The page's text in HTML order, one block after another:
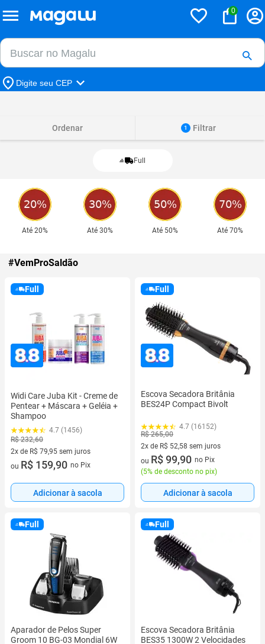
Digite seu CEP
Buscar no Magalu
0
Ordenar 1 Filtrar
Full
Até 20% Até 30% Até 50% Até 70%
#VemProSaldão
Full
Widi Care Juba Kit - Creme de
Pentear + Máscara + Geléia +
Shampoo
4.7 (1456)
R$ 232,60
2x de R$ 79,95 sem juros
2 vez de R$ 79,95 sem juros
ou R$ 159,90 no Pix
Adicionar à sacola
Full
Escova Secadora Britânia
BES24P Compact Bivolt
4.7 (16152)
R$ 265,00
2x de R$ 52,58 sem juros
2 vez de R$ 52,58 sem juros
ou R$ 99,90 no Pix
(5% de desconto no pix)
Adicionar à sacola
Full
Aparador de Pelos Super
Groom 10 BG-03 Mondial 6W
Full
Escova Secadora Britânia
BES35 1300W 2 Velocidades